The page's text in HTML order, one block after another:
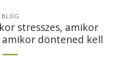
BLOG
stresszes, amikor
amikor döntened kell